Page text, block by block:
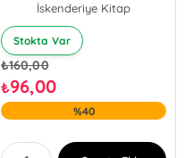
İskenderiye Kitap
Stokta Var
₺160,00
₺96,00
%40